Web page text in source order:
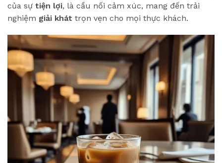
của sự tiện lợi, là cầu nối cảm xúc, mang đến trải
nghiệm giải khát trọn vẹn cho mọi thực khách.